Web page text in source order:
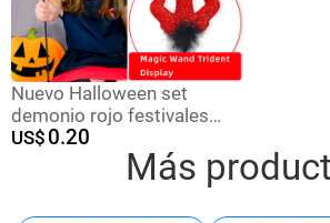
Nuevo Halloween set
demonio rojo festivales
espectáculo de baile de
maquillaje props corno de
toro anillo tridente bastón
US$ 0.20
Más